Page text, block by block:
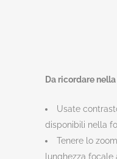
Da ricordare
Usate
disponibili nella
Tenere lo
lunghezza